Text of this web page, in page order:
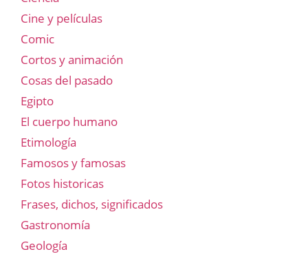
Cine y películas
Comic
Cortos y animación
Cosas del pasado
Egipto
El cuerpo humano
Etimología
Famosos y famosas
Fotos historicas
Frases, dichos, significados
Gastronomía
Geología